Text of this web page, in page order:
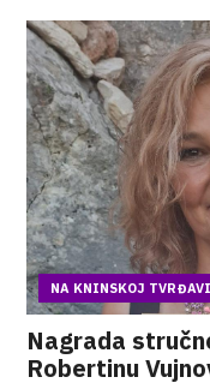
NA KNINSKOJ
Nagrada
Robertinu